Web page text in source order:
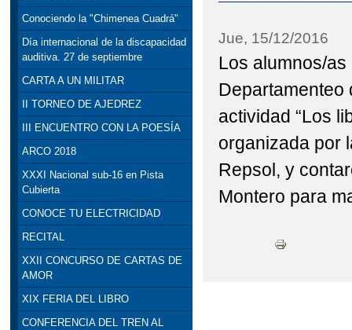
Conociendo la "Chimenea Cuadrá"
Día internacional de la discapacidad
auditiva. 27 de septiembre
CARTA A UN MILITAR
II TORNEO DE AJEDREZ
III ENCUENTRO CON LA POESÍA
ARCO 2018
XXXI Nacional sub-16 en Pista
Cubierta
CONOCE TU ELECTRICIDAD
RECITAL
XXII CONCURSO DE CARTAS DE
AMOR
XIX FERIA DEL LIBRO
CONFERENCIA DEL TREN AL
Jue, 15/12/2016
Los alumnos/as
Departamenteo
actividad “Los
organizada por
Repsol, y
Montero para